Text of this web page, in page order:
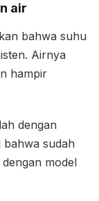
air
bahwa suhu
Airnya
hampir
dengan
bahwa sudah
model